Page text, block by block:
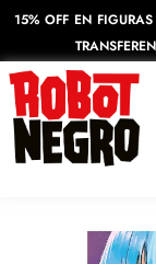
15% OFF EN